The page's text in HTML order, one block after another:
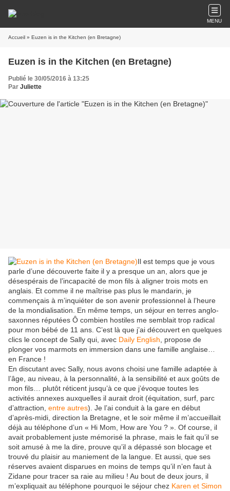
MENU
Accueil » Euzen is in the Kitchen (en Bretagne)
Euzen is in the Kitchen (en Bretagne)
Publié le 30/05/2016 à 13:25
Par Juliette
Il est temps que je vous
parle d’une découverte faite il y a presque un an, alors que je
désespérais de l’incapacité de mon fils à aligner trois mots en
anglais. Et comme il ne maîtrise pas plus le mandarin, je
commençais à m’inquiéter de son avenir professionnel à l’heure
de la mondialisation. En même temps, un séjour en terres anglo-
saxonnes réputées Ô combien hostiles me semblait trop radical
pour mon bébé de 11 ans. C’est là que j’ai découvert en quelques
clics le concept de Sally qui, avec Daily English , propose de
plonger vos marmots en immersion dans une famille anglaise…
en France !
En discutant avec Sally, nous avons choisi une famille adaptée à
l’âge, au niveau, à la personnalité, à la sensibilité et aux goûts de
mon fils… plutôt réticent jusqu’à ce que j’évoque toutes les
activités annexes auxquelles il aurait droit (équitation, surf, parc
d’attraction, entre autres). Je l’ai conduit à la gare en début
d’après-midi, direction la Bretagne, et le soir même il m’accueillait
déjà au téléphone d’un « Hi Mom, How are You ? ». Of course, il
avait probablement juste mémorisé la phrase, mais le fait qu’il se
soit amusé à me la dire, prouve qu’il a dépassé son blocage et
trouvé du plaisir au maniement de la langue. Et aussi, que ses
réserves avaient disparues en moins de temps qu’il n’en faut à
Zidane pour tracer sa raie au milieu ! Au bout de deux jours, il
m’expliquait au téléphone pourquoi le séjour chez Karen et Simon